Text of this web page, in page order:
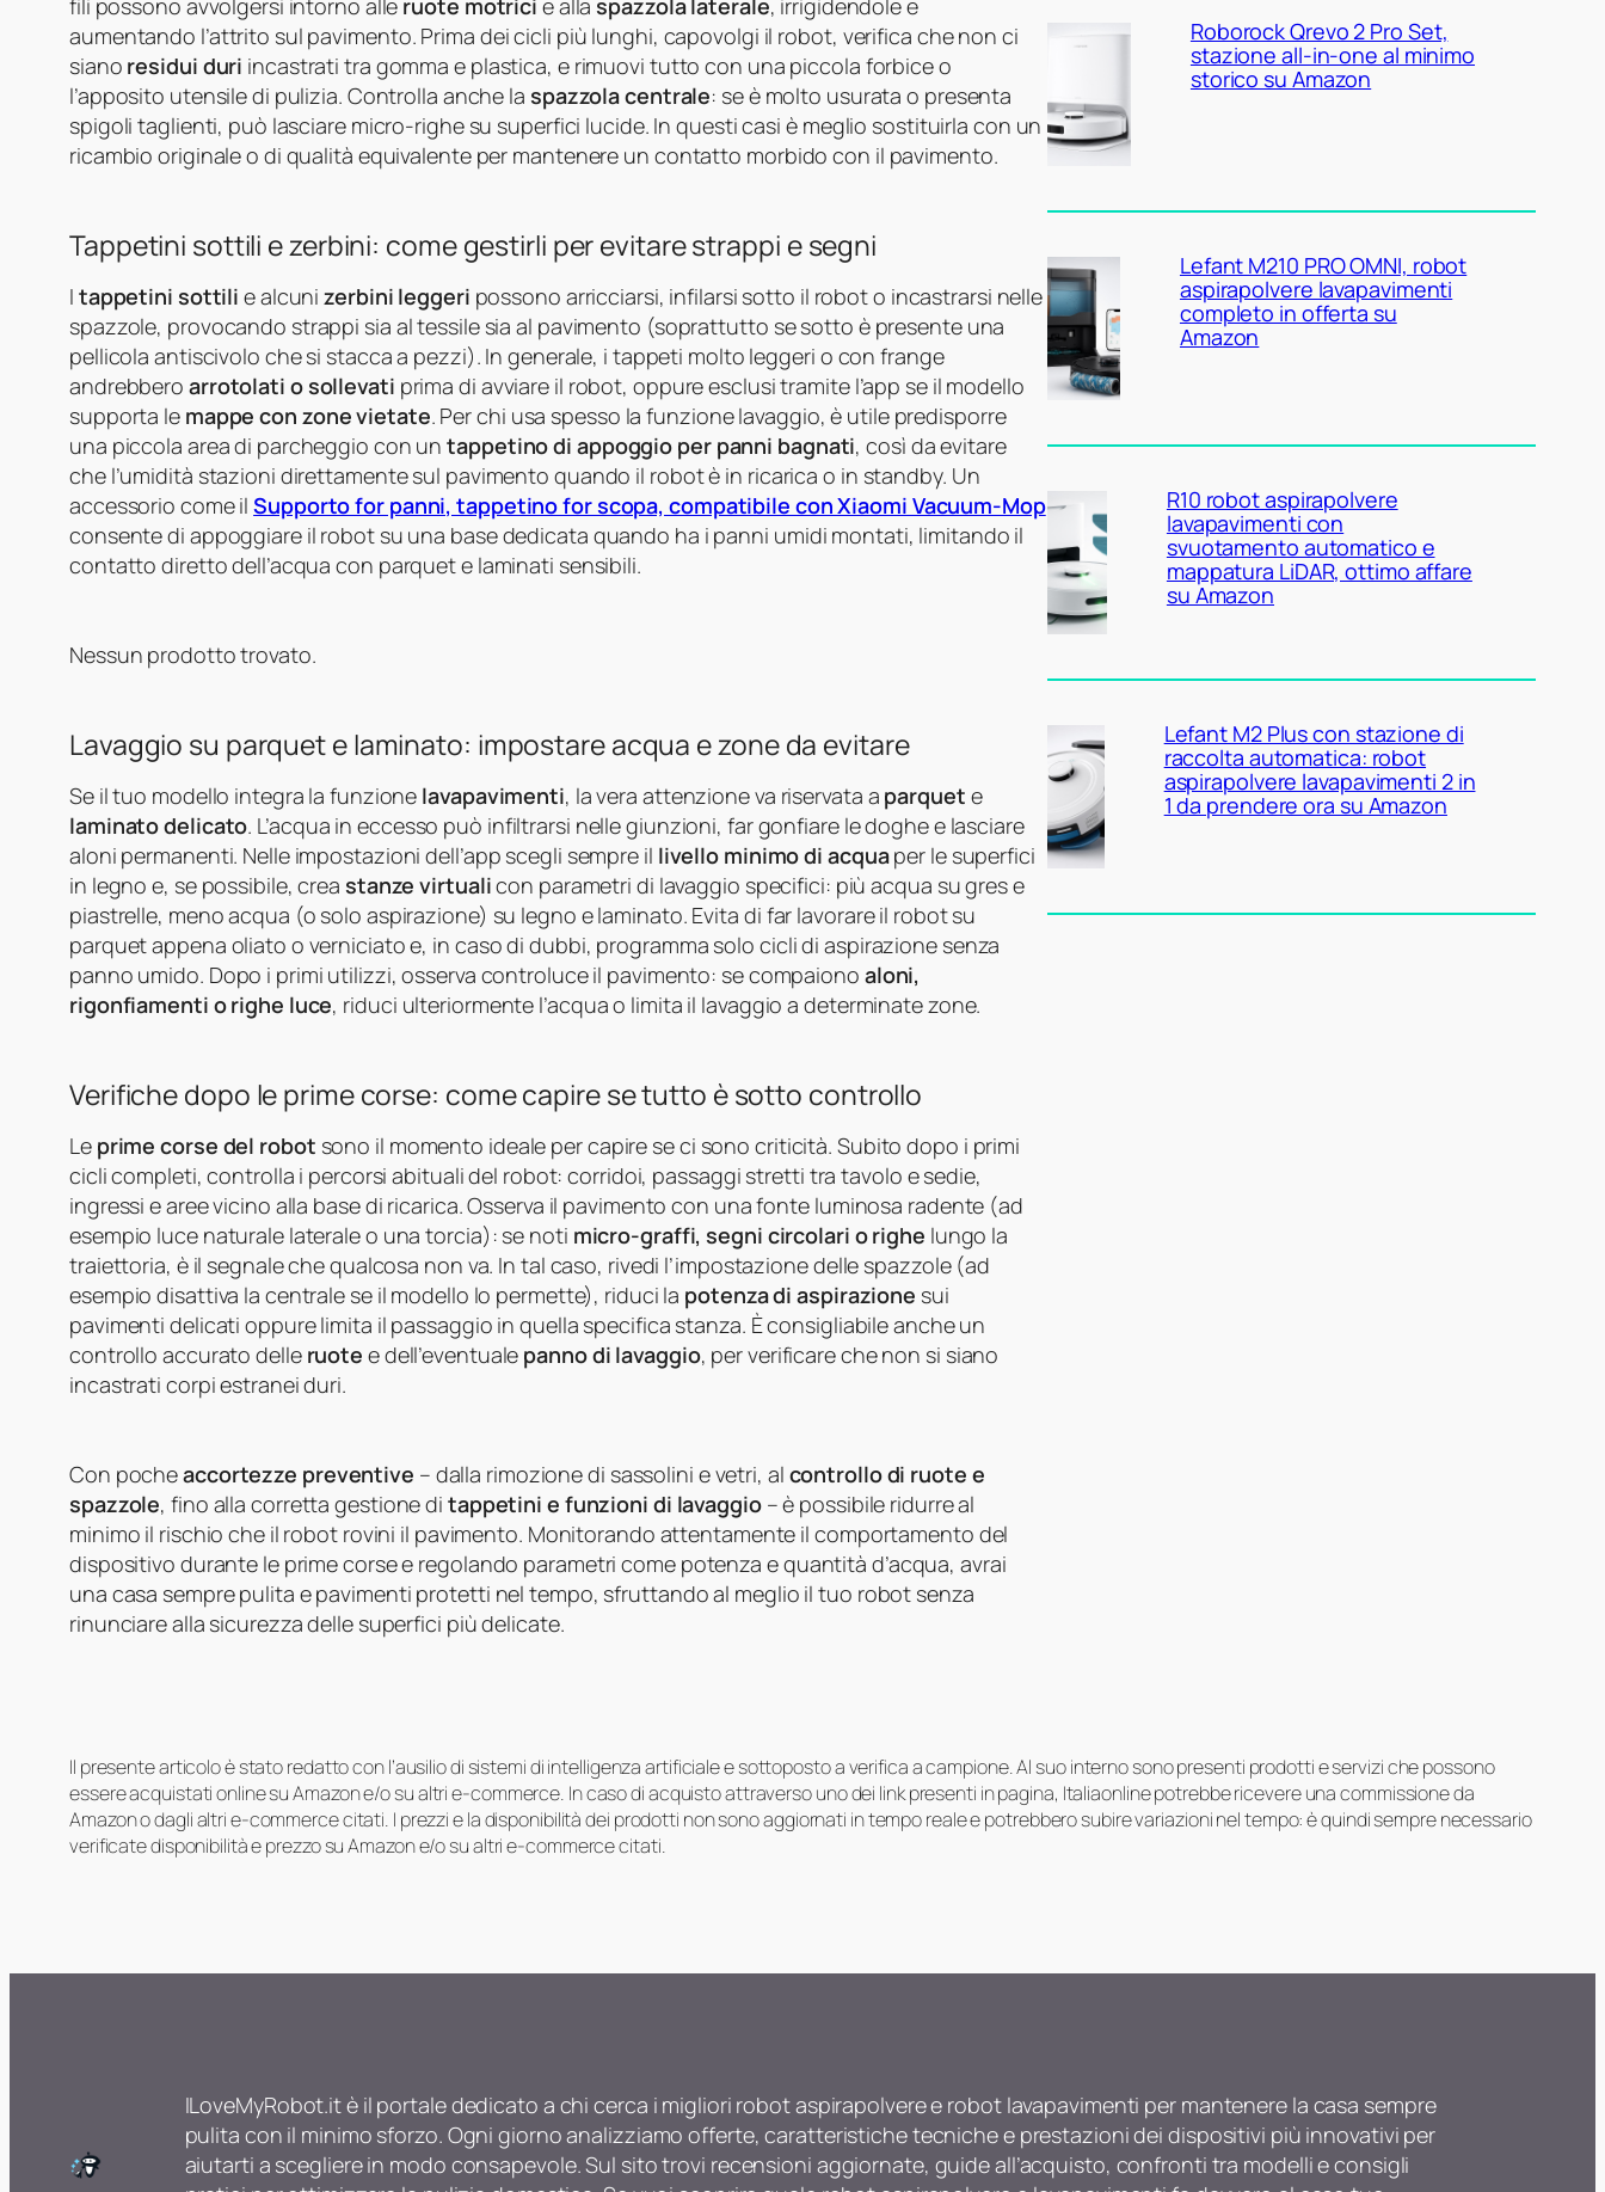
fili possono avvolgersi intorno alle ruote motrici e allaspazzola laterale, irrigidendole e
aumentando l’attrito sul pavimento. Prima dei cicli più lunghi, capovolgi il robot, verifica che non ci
siano residui duri incastrati tra gomma e plastica, e rimuovi tutto con una piccola forbice o
l’apposito utensile di pulizia. Controlla anche la spazzola centrale: se è molto usurata o presenta
spigoli taglienti, può lasciare micro-righe su superfici lucide. In questi casi è meglio sostituirla con un
ricambio originale o di qualità equivalente per mantenere un contatto morbido con il pavimento.
Tappetini sottili e zerbini: come gestirli per evitare strappi e segni
I tappetini sottili e alcunizerbini leggeri possono arricciarsi, infilarsi sotto il robot o incastrarsi nelle
spazzole, provocando strappi sia al tessile sia al pavimento (soprattutto se sotto è presente una
pellicola antiscivolo che si stacca a pezzi). In generale, i tappeti molto leggeri o con frange
andrebbero arrotolati o sollevati prima di avviare il robot, oppure esclusi tramite l’app se il modello
supporta le mappe con zone vietate. Per chi usa spesso la funzione lavaggio, è utile predisporre
una piccola area di parcheggio con untappetino di appoggio per panni bagnati, così da evitare
che l’umidità stazioni direttamente sul pavimento quando il robot è in ricarica o in standby. Un
accessorio come ilSupporto for panni, tappetino for scopa, compatibile con Xiaomi Vacuum-Mop
consente di appoggiare il robot su una base dedicata quando ha i panni umidi montati, limitando il
contatto diretto dell’acqua con parquet e laminati sensibili.
Nessun prodotto trovato.
Lavaggio su parquet e laminato: impostare acqua e zone da evitare
Se il tuo modello integra la funzione lavapavimenti, la vera attenzione va riservata a parquet e
laminato delicato. L’acqua in eccesso può infiltrarsi nelle giunzioni, far gonfiare le doghe e lasciare
aloni permanenti. Nelle impostazioni dell’app scegli sempre il livello minimo di acquaper le superfici
in legno e, se possibile, crea stanze virtualicon parametri di lavaggio specifici: più acqua su gres e
piastrelle, meno acqua (o solo aspirazione) su legno e laminato. Evita di far lavorare il robot su
parquet appena oliato o verniciato e, in caso di dubbi, programma solo cicli di aspirazione senza
panno umido. Dopo i primi utilizzi, osserva controluce il pavimento: se compaiono aloni,
rigonfiamenti o righe luce, riduci ulteriormente l’acqua o limita il lavaggio a determinate zone.
Verifiche dopo le prime corse: come capire se tutto è sotto controllo
Le prime corse del robot sono il momento ideale per capire se ci sono criticità. Subito dopo i primi
cicli completi, controlla i percorsi abituali del robot: corridoi, passaggi stretti tra tavolo e sedie,
ingressi e aree vicino alla base di ricarica. Osserva il pavimento con una fonte luminosa radente (ad
esempio luce naturale laterale o una torcia): se noti micro-graffi, segni circolari o righe lungo la
traiettoria, è il segnale che qualcosa non va. In tal caso, rivedi l’impostazione delle spazzole (ad
esempio disattiva la centrale se il modello lo permette), riduci la potenza di aspirazione sui
pavimenti delicati oppure limita il passaggio in quella specifica stanza. È consigliabile anche un
controllo accurato delle ruote e dell’eventuale panno di lavaggio, per verificare che non si siano
incastrati corpi estranei duri.
Con pocheaccortezze preventive – dalla rimozione di sassolini e vetri, al controllo di ruote e
spazzole, fino alla corretta gestione di tappetini e funzioni di lavaggio– è possibile ridurre al
minimo il rischio che il robot rovini il pavimento. Monitorando attentamente il comportamento del
dispositivo durante le prime corse e regolando parametri come potenza e quantità d’acqua, avrai
una casa sempre pulita e pavimenti protetti nel tempo, sfruttando al meglio il tuo robot senza
rinunciare alla sicurezza delle superfici più delicate.
Roborock Qrevo 2 Pro Set,
stazione all-in-one al minimo
storico su Amazon
Lefant M210 PRO OMNI, robot
aspirapolvere lavapavimenti
completo in offerta su
Amazon
R10 robot aspirapolvere
lavapavimenti con
svuotamento automatico e
mappatura LiDAR, ottimo affare
su Amazon
Lefant M2 Plus con stazione di
raccolta automatica: robot
aspirapolvere lavapavimenti 2 in
1 da prendere ora su Amazon
Il presente articolo è stato redatto con l’ausilio di sistemi di intelligenza artificiale e sottoposto a verifica a campione. Al suo interno sono presenti prodotti e servizi che possono
essere acquistati online su Amazon e/o su altri e-commerce. In caso di acquisto attraverso uno dei link presenti in pagina, Italiaonline potrebbe ricevere una commissione da
Amazon o dagli altri e-commerce citati. I prezzi e la disponibilità dei prodotti non sono aggiornati in tempo reale e potrebbero subire variazioni nel tempo: è quindi sempre necessario
verificate disponibilità e prezzo su Amazon e/o su altri e-commerce citati.
ILoveMyRobot.it è il portale dedicato a chi cerca i migliori robot aspirapolvere e robot lavapavimenti per mantenere la casa sempre
pulita con il minimo sforzo. Ogni giorno analizziamo offerte, caratteristiche tecniche e prestazioni dei dispositivi più innovativi per
aiutarti a scegliere in modo consapevole. Sul sito trovi recensioni aggiornate, guide all’acquisto, confronti tra modelli e consigli